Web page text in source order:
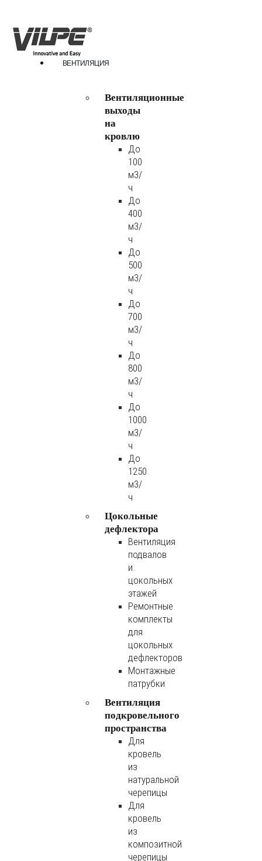
ВЕНТИЛЯЦИЯ
Вентиляционные
выходы
на
кровлю
До
100
м3/
ч
До
400
м3/
ч
До
500
м3/
ч
До
700
м3/
ч
До
800
м3/
ч
До
1000
м3/
ч
До
1250
м3/
ч
Цокольные
дефлектора
Вентиляция
подвалов
и
цокольных
этажей
Ремонтные
комплекты
для
цокольных
дефлекторов
Монтажные
патрубки
Вентиляция
подкровельного
пространства
Для
кровель
из
натуральной
черепицы
Для
кровель
из
композитной
черепицы